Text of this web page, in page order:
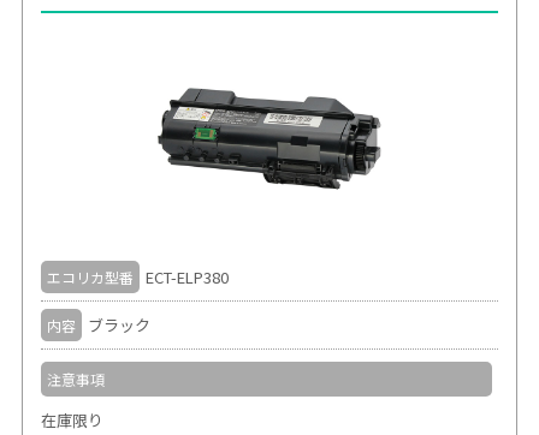
エコリカ型番 ECT-ELP380
内容 ブラック
注意事項
在庫限り